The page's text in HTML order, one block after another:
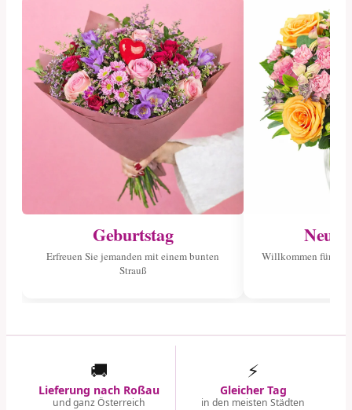
Geburtstag
Erfreuen Sie jemanden mit einem bunten
Strauß
Willkommen für
🚚
Lieferung nach Roßau
und ganz Österreich
⚡
Gleicher Tag
in den meisten Städten